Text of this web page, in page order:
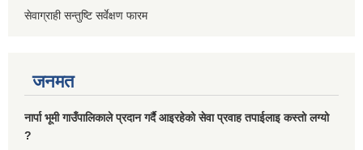
सेवाग्राही सन्तुष्टि सर्वेक्षण फारम
जनमत
नार्पा भूमी गाउँपालिकाले प्रदान गर्दै आइरहेको सेवा प्रवाह तपाईलाइ कस्तो लग्यो
?